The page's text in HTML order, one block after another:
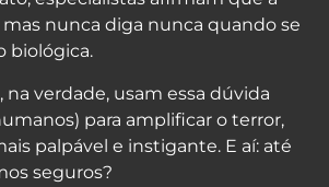
mas nunca diga nunca quando se
biológica.
na verdade, usam essa dúvida
para amplificar o terror,
palpável e instigante. E aí: até
seguros?